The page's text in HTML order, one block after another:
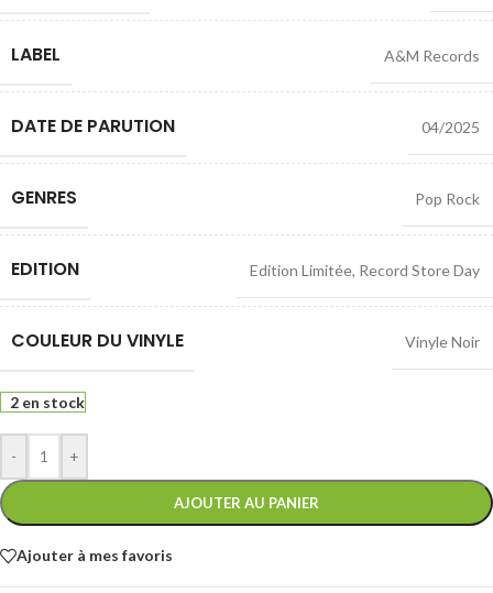
LABEL A&M Records
DATE DE PARUTION 04/2025
GENRES Pop Rock
EDITION Edition Limitée, Record Store Day
COULEUR DU VINYLE Vinyle Noir
2 en stock
- +
AJOUTER AU PANIER
Ajouter à mes favoris